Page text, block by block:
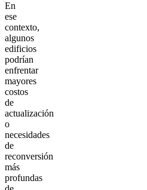
En
ese
contexto,
algunos
edificios
podrían
enfrentar
mayores
costos
de
actualización
o
necesidades
de
reconversión
más
profundas